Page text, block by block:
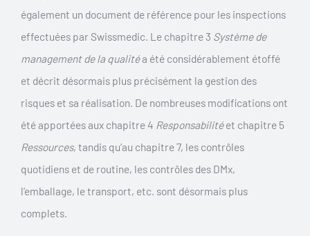
également un document de référence pour les inspections
effectuées par Swissmedic. Le chapitre 3 Système de
management de la qualitéa été considérablement étoffé
et décrit désormais plus précisément la gestion des
risques et sa réalisation. De nombreuses modifications ont
été apportées aux chapitre 4 Responsabilitéet chapitre 5
Ressources, tandis qu’au chapitre 7, les contrôles
quotidiens et de routine, les contrôles des DMx,
l’emballage, le transport, etc. sont désormais plus
complets.